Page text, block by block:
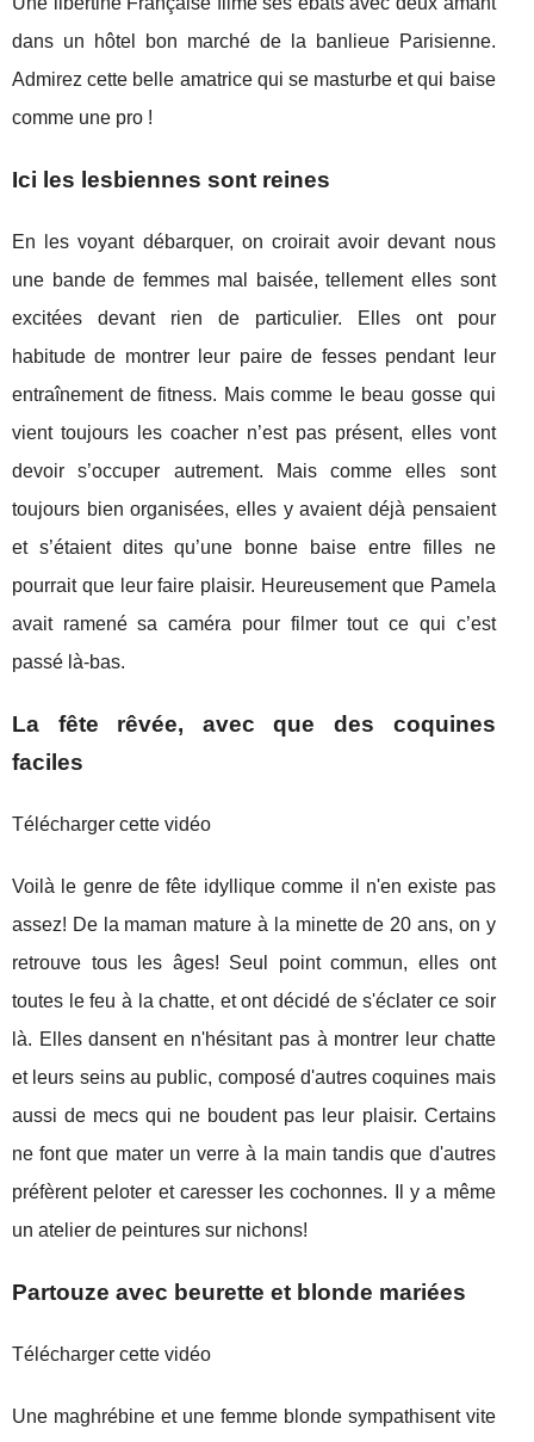
dans un hôtel bon marché de la banlieue Parisienne.
Admirez cette belle amatrice qui se masturbe et qui baise
comme une pro !
Ici les lesbiennes sont reines
En les voyant débarquer, on croirait avoir devant nous
une bande de femmes mal baisée, tellement elles sont
excitées devant rien de particulier. Elles ont pour
habitude de montrer leur paire de fesses pendant leur
entraînement de fitness. Mais comme le beau gosse qui
vient toujours les coacher n’est pas présent, elles vont
devoir s’occuper autrement. Mais comme elles sont
toujours bien organisées, elles y avaient déjà pensaient
et s’étaient dites qu’une bonne baise entre filles ne
pourrait que leur faire plaisir. Heureusement que Pamela
avait ramené sa caméra pour filmer tout ce qui c’est
passé là-bas.
La fête rêvée, avec que des coquines
faciles
Télécharger cette vidéo
Voilà le genre de fête idyllique comme il n'en existe pas
assez! De la maman mature à la minette de 20 ans, on y
retrouve tous les âges! Seul point commun, elles ont
toutes le feu à la chatte, et ont décidé de s'éclater ce soir
là. Elles dansent en n'hésitant pas à montrer leur chatte
et leurs seins au public, composé d'autres coquines mais
aussi de mecs qui ne boudent pas leur plaisir. Certains
ne font que mater un verre à la main tandis que d'autres
préfèrent peloter et caresser les cochonnes. Il y a même
un atelier de peintures sur nichons!
Partouze avec beurette et blonde mariées
Télécharger cette vidéo
Une maghrébine et une femme blonde sympathisent vite